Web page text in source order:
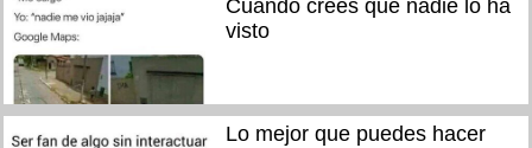
Cuando crees que nadie lo ha
visto
Lo mejor que puedes hacer